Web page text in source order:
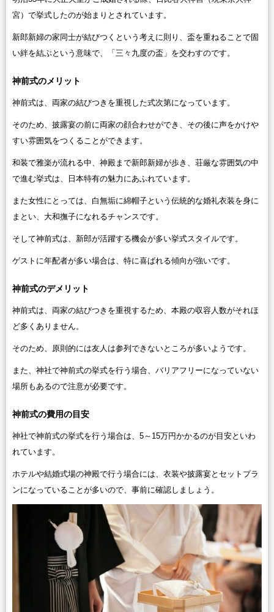
宮）で挙式したのが始まりとされています。
新郎新婦の家同士が結びつくという考えに則り、盃を重ねることで固
い絆を結ぶという意味で、「三々九度の盃」を交わすのです。
神前式のメリット
神前式は、両家の結びつきを重視した式次第になっています。
そのため、披露宴の前に両家の顔合わせができ、その後に声をかけや
すい雰囲気をつくることができます。
和装で雅楽が流れる中、神殿まで新郎新婦が歩き、荘厳な雰囲気の中
で進む挙式は、日本特有の魅力にあふれています。
また女性にとっては、白無垢に綿帽子という伝統的な婚礼衣装を身に
まとい、大和撫子になれるチャンスです。
そして神前式は、新郎が活躍する機会が多い挙式スタイルです。
ゲストに年配者が多い場合は、特に喜ばれる傾向が強いです。
神前式のデメリット
神前式は、両家の結びつきを重視するため、本殿の収容人数がそれほ
ど多くありません。
そのため、原則的には友人は参列できないところが多いようです。
また、神社で神前式の挙式を行う場合、バリアフリーになっていない
場所もあるので注意が必要です。
神前式の費用の目安
神社で神前式の挙式を行う場合は、5～15万円かかるのが目安といわ
れています。
ホテルや結婚式場の神殿で行う場合には、衣装や披露宴とセットプラ
ンになっていることが多いので、事前に確認しましょう。